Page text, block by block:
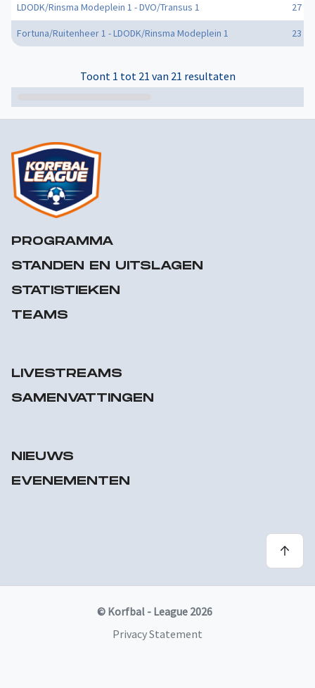
LDODK/Rinsma Modeplein 1 - DVO/Transus 1 27 -
Fortuna/Ruitenheer 1 - LDODK/Rinsma Modeplein 1 23 -
Toont 1 tot 21 van 21 resultaten
PROGRAMMA
STANDEN EN UITSLAGEN
STATISTIEKEN
TEAMS
LIVESTREAMS
SAMENVATTINGEN
NIEUWS
EVENEMENTEN
© Korfbal - League 2026
Privacy Statement